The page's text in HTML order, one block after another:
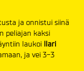
ja onnistui siinä
peliajan kaksi
laukoi Ilari
ja vei 3-3